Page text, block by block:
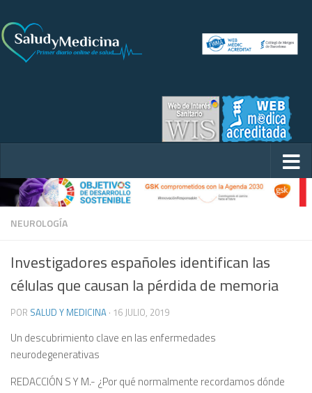
NEUROLOGÍA
Investigadores españoles identifican las
células que causan la pérdida de memoria
POR SALUD Y MEDICINA · 16 JULIO, 2019
Un descubrimiento clave en las enfermedades
neurodegenerativas
REDACCIÓN S Y M.- ¿Por qué normalmente recordamos dónde